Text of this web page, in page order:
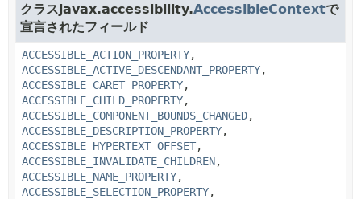
クラスjavax.accessibility.AccessibleContextで
宣言されたフィールド
ACCESSIBLE_ACTION_PROPERTY,
ACCESSIBLE_ACTIVE_DESCENDANT_PROPERTY,
ACCESSIBLE_CARET_PROPERTY,
ACCESSIBLE_CHILD_PROPERTY,
ACCESSIBLE_COMPONENT_BOUNDS_CHANGED,
ACCESSIBLE_DESCRIPTION_PROPERTY,
ACCESSIBLE_HYPERTEXT_OFFSET,
ACCESSIBLE_INVALIDATE_CHILDREN,
ACCESSIBLE_NAME_PROPERTY,
ACCESSIBLE_SELECTION_PROPERTY,